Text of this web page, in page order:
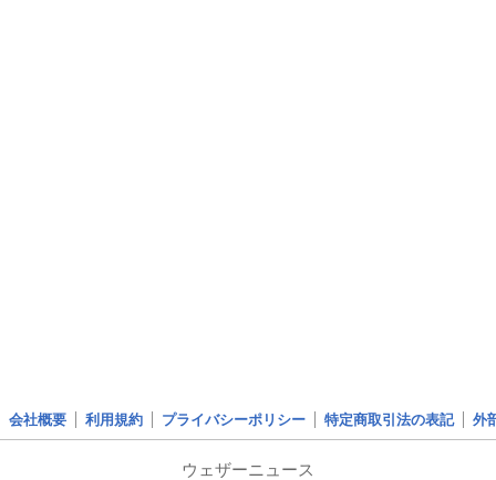
会社概要 利用規約 プライバシーポリシー 特定商取引法の表記 外
ウェザーニュース